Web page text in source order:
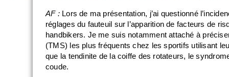
AF :Lors de ma présentation, j’ai questionné
réglages du fauteuil sur l’apparition de facteurs de
handbikers. Je me suis notamment attaché à
(TMS) les plus fréquents chez les sportifs utilisant
que la tendinite de la coiffe des rotateurs, le
coude.